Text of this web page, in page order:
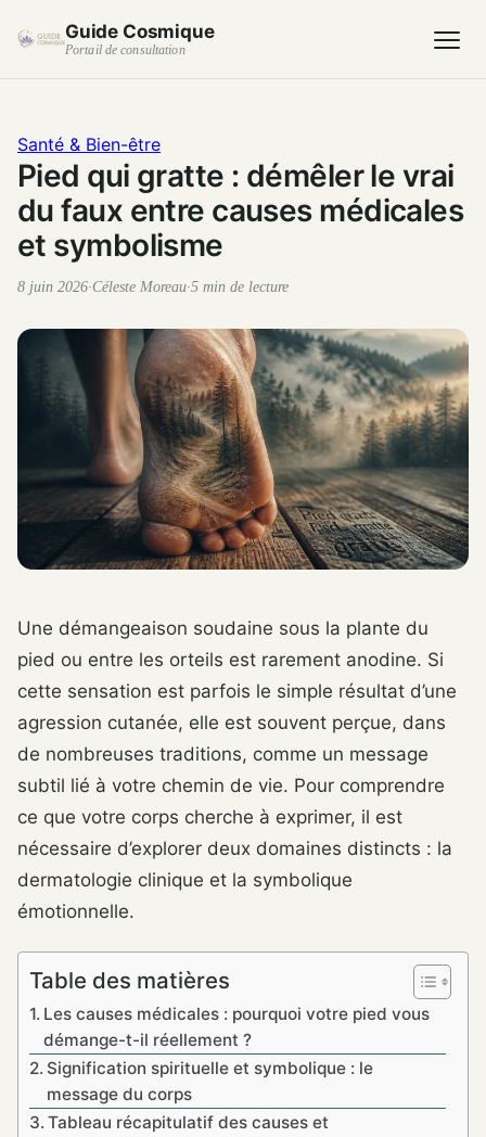
Guide Cosmique
Portail de consultation
Santé & Bien-être
Pied qui gratte : démêler le vrai
du faux entre causes médicales
et symbolisme
8 juin 2026·Céleste Moreau·5 min de lecture
Une démangeaison soudaine sous la plante du
pied ou entre les orteils est rarement anodine. Si
cette sensation est parfois le simple résultat d’une
agression cutanée, elle est souvent perçue, dans
de nombreuses traditions, comme un message
subtil lié à votre chemin de vie. Pour comprendre
ce que votre corps cherche à exprimer, il est
nécessaire d’explorer deux domaines distincts : la
dermatologie clinique et la symbolique
émotionnelle.
Table des matières
Les causes médicales : pourquoi votre pied vous
démange-t-il réellement ?
Signification spirituelle et symbolique : le
message du corps
Tableau récapitulatif des causes et